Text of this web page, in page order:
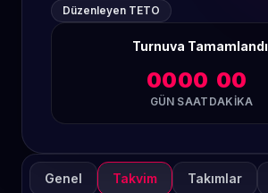
Düzenleyen TETO
Turnuva Tamamlandı
00
GÜN
00
SAAT
00
DAKIKA
Genel Takvim Takımlar